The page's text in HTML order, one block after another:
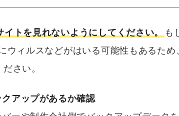
イトを見れないようにしてください。
も
ウィルスなどがはいる可能性もあるた
さい。
クアップがあるか確認